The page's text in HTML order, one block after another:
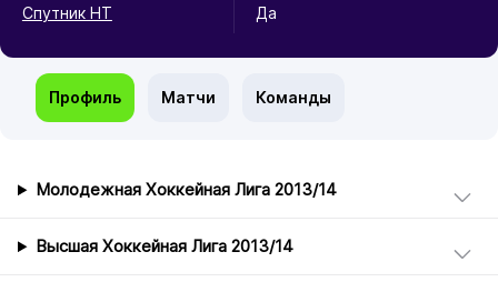
Спутник НТ Да
Профиль Матчи Команды
Молодежная Хоккейная Лига 2013/14
Высшая Хоккейная Лига 2013/14